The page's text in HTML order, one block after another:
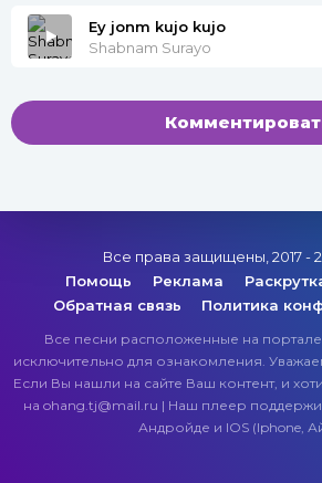
Ey jonm kujo kujo
Shabnam Surayo
Все права защищены, 2017 -
Помощь
Реклама
Обратная связь
Политика
Все песни расположенные на
исключительно для ознакомления.
Если Вы нашли на сайте Ваш контент, и
на ohang.tj@mail.ru | Наш плеер
Андройде и IOS (Iphone,